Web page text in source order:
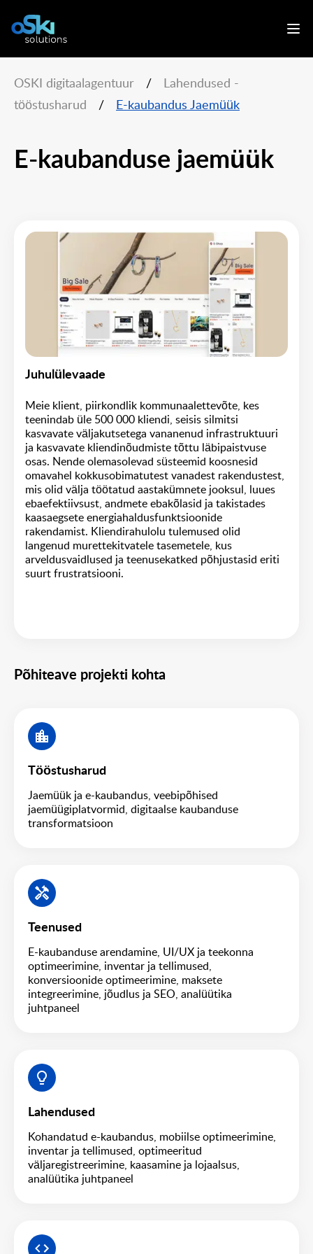
OSKI digitaalagentuur /
Lahendused -
tööstusharud
/ E-kaubandus Jaemüük
E-kaubanduse jaemüük
Juhulülevaade
Meie klient, piirkondlik kommunaalettevõte, kes
teenindab üle 500 000 kliendi, seisis silmitsi
kasvavate väljakutsetega vananenud infrastruktuuri
ja kasvavate kliendinõudmiste tõttu läbipaistvuse
osas. Nende olemasolevad süsteemid koosnesid
omavahel kokkusobimatutest vanadest rakendustest,
mis olid välja töötatud aastakümnete jooksul, luues
ebaefektiivsust, andmete ebakõlasid ja takistades
kaasaegsete energiahaldusfunktsioonide
rakendamist. Kliendirahulolu tulemused olid
langenud murettekitvatele tasemetele, kus
arveldusvaidlused ja teenusekatked põhjustasid eriti
suurt frustratsiooni.
Põhiteave projekti kohta
Tööstusharud
Jaemüük ja e-kaubandus, veebipõhised
jaemüügiplatvormid, digitaalse kaubanduse
transformatsioon
Teenused
E-kaubanduse arendamine, UI/UX ja teekonna
optimeerimine, inventar ja tellimused,
konversioonide optimeerimine, maksete
integreerimine, jõudlus ja SEO, analüütika
juhtpaneel
Lahendused
Kohandatud e-kaubandus, mobiilse optimeerimine,
inventar ja tellimused, optimeeritud
väljaregistreerimine, kaasamine ja lojaalsus,
analüütika juhtpaneel